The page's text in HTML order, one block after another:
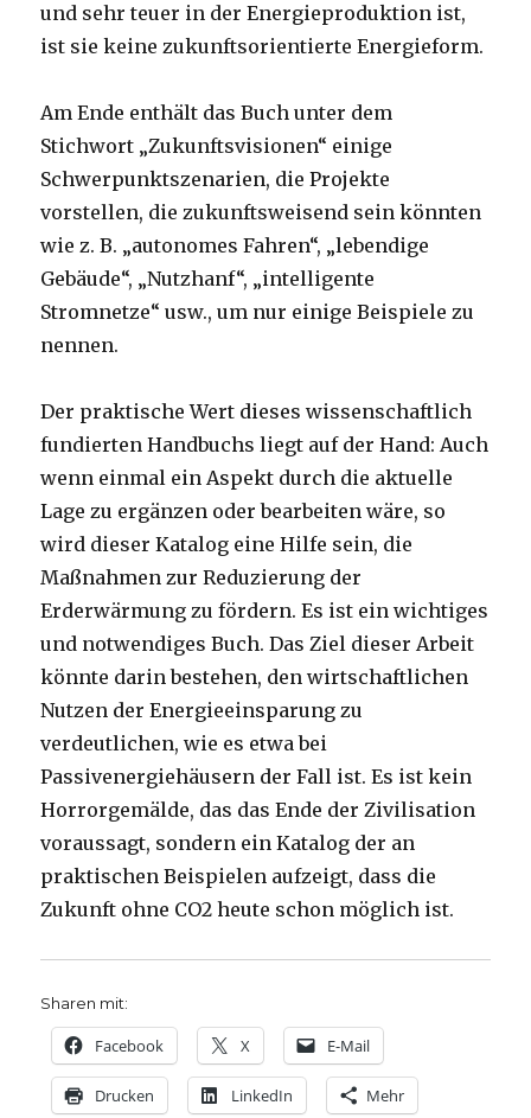
und sehr teuer in der Energieproduktion ist,
ist sie keine zukunftsorientierte Energieform.
Am Ende enthält das Buch unter dem
Stichwort „Zukunftsvisionen“ einige
Schwerpunktszenarien, die Projekte
vorstellen, die zukunftsweisend sein könnten
wie z. B. „autonomes Fahren“, „lebendige
Gebäude“, „Nutzhanf“, „intelligente
Stromnetze“ usw., um nur einige Beispiele zu
nennen.
Der praktische Wert dieses wissenschaftlich
fundierten Handbuchs liegt auf der Hand: Auch
wenn einmal ein Aspekt durch die aktuelle
Lage zu ergänzen oder bearbeiten wäre, so
wird dieser Katalog eine Hilfe sein, die
Maßnahmen zur Reduzierung der
Erderwärmung zu fördern. Es ist ein wichtiges
und notwendiges Buch. Das Ziel dieser Arbeit
könnte darin bestehen, den wirtschaftlichen
Nutzen der Energieeinsparung zu
verdeutlichen, wie es etwa bei
Passivenergiehäusern der Fall ist. Es ist kein
Horrorgemälde, das das Ende der Zivilisation
voraussagt, sondern ein Katalog der an
praktischen Beispielen aufzeigt, dass die
Zukunft ohne CO2 heute schon möglich ist.
Sharen mit:
Facebook X E-Mail
Drucken LinkedIn Mehr